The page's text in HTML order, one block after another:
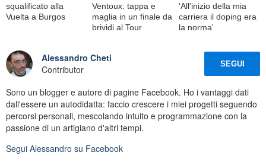
squalificato alla
Vuelta a Burgos
Ventoux: tappa e
maglia in un finale da
brividi al Tour
'All'inizio della mia
carriera il doping era
la norma'
Alessandro Cheti
Contributor
SEGUI
Sono un blogger e autore di pagine Facebook. Ho i vantaggi dati
dall'essere un autodidatta: faccio crescere i miei progetti seguendo
percorsi personali, mescolando intuito e programmazione con la
passione di un artigiano d'altri tempi.
Segui Alessandro su Facebook